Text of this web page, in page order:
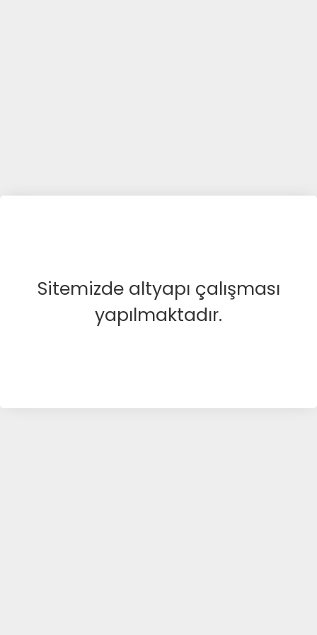
Sitemizde altyapı çalışması
yapılmaktadır.